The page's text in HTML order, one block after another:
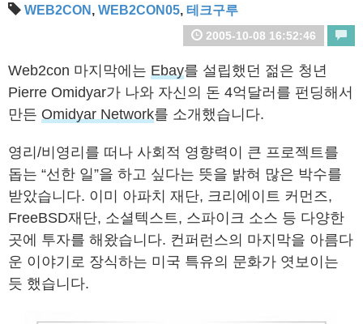
WEB2CON , WEB2CON05, 테크구루
2005-10-08 16:52:46
Web2con 마지막에는 Ebay를 설립했던 젊은 청년
Pierre Omidyar가 나와 자신의 돈 4억달러를 펀딩해서
만든 Omidyar Network를 소개했습니다.
영리/비영리를 떠나 사회적 영향력이 큰 프로젝트를
돕는 “선한 일”을 하고 싶다는 뜻을 밝혀 많은 박수를
받았습니다. 이미 아파치 재단, 크리에이트 커먼즈,
FreeBSD재단, 소셜텍스트, 스파이크 소스 등 다양한
곳에 투자를 해왔습니다. 컨퍼런스의 마지막을 아름다
운 이야기로 장식하는 미국 특유의 문화가 엿보이는
듯 했습니다.